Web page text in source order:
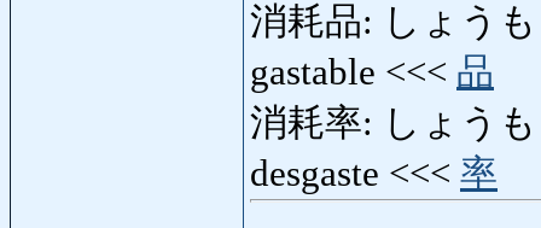
消耗品: しょうも
gastable <<< 品
消耗率: しょうも
desgaste <<< 率